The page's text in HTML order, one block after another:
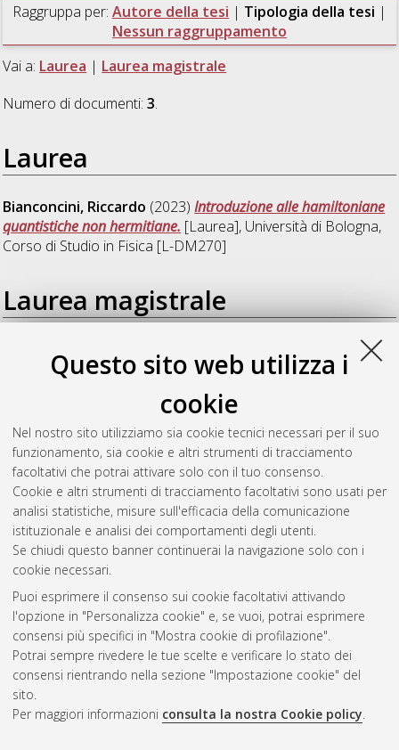
Questo sito web utilizza i
cookie
Nel nostro sito utilizziamo sia cookie tecnici necessari per il suo
funzionamento, sia cookie e altri strumenti di tracciamento
facoltativi che potrai attivare solo con il tuo consenso.
Cookie e altri strumenti di tracciamento facoltativi sono usati per
analisi statistiche, misure sull'efficacia della comunicazione
istituzionale e analisi dei comportamenti degli utenti.
Se chiudi questo banner continuerai la navigazione solo con i
cookie necessari.
Puoi esprimere il consenso sui cookie facoltativi attivando
l'opzione in "Personalizza cookie" e, se vuoi, potrai esprimere
consensi più specifici in "Mostra cookie di profilazione".
Potrai sempre rivedere le tue scelte e verificare lo stato dei
consensi rientrando nella sezione "Impostazione cookie" del
sito.
Per maggiori informazioni consulta la nostra Cookie policy.
Raggruppa per: Autore della tesi | Tipologia della tesi |
Nessun raggruppamento
Vai a: Laurea | Laurea magistrale
Numero di documenti:3.
Laurea
Bianconcini, Riccardo (2023)Introduzione alle hamiltoniane
quantistiche non hermitiane. [Laurea], Università di Bologna,
Corso di Studio in Fisica [L-DM270]
Laurea magistrale
Stability and spectral functions of 2D
Bose-Fermi mixtures.[Laurea magistrale], Università di
Gupta, Rishab (2023)Quantum cosmic fluids in the early
universe.[Laurea magistrale], Università di Bologna, Corso di
Studio inPhysics [LM-DM270], Documento ad accesso
riservato.
Questa lista e' stata generata ilFri Aug 7 08:59:53 2026 CEST
Atom
Rss 1.0
Rss 2.0
AMS Laurea